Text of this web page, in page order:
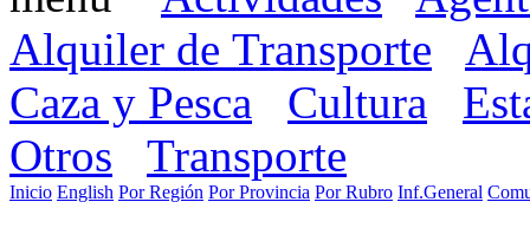
Alquiler de Transporte
Caza y Pesca
Cultura
Otros
Transporte
Inicio English Por Región Por Provincia Por Rubro Inf.General